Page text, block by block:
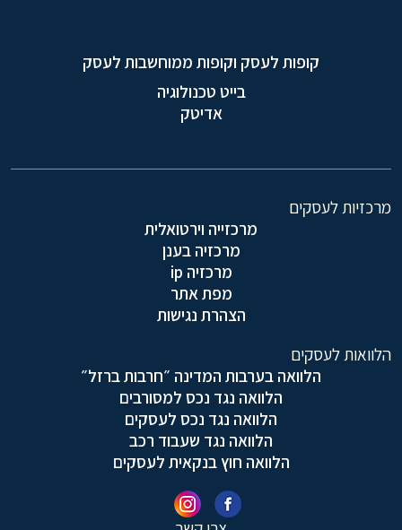
קופות לעסק וקופות ממוחשבות לעסק
בייט טכנולוגיה
אדיטק
מרכזיות לעסקים
מרכזייה וירטואלית
מרכזיה בענן
מרכזיה ip
מפת אתר
הצהרת נגישות
הלוואות לעסקים
הלוואה בערבות המדינה ״חרבות ברזל״
הלוואה נגד נכס למסורבים
הלוואה נגד נכס לעסקים
הלוואה נגד שעבוד רכב
הלוואה חוץ בנקאית לעסקים